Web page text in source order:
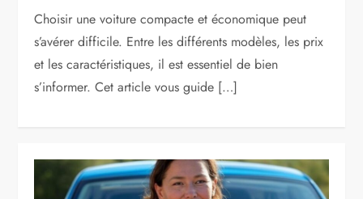
Choisir une voiture compacte et économique peut
s’avérer difficile. Entre les différents modèles, les prix
et les caractéristiques, il est essentiel de bien
s’informer. Cet article vous guide […]